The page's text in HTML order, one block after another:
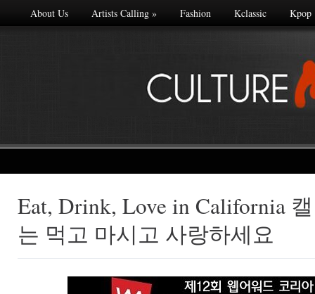
About Us Artists Calling» Fashion Kclassic Kpop
Eat, Drink, Love in California
는 먹고 마시고 사랑하세요
Made with
FLARE
More Info